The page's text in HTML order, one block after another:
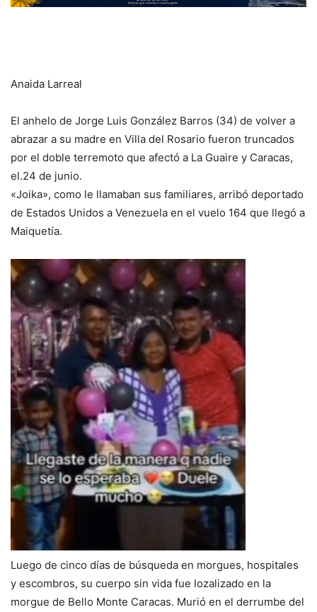
Anaida Larreal
El anhelo de Jorge Luis González Barros (34) de volver a
abrazar a su madre en Villa del Rosario fueron truncados
por el doble terremoto que afectó a La Guaire y Caracas,
el.24 de junio.
«Joika», como le llamaban sus familiares, arribó deportado
de Estados Unidos a Venezuela en el vuelo 164 que llegó a
Maiquetía.
Luego de cinco días de búsqueda en morgues, hospitales
y escombros, su cuerpo sin vida fue lozalizado en la
morgue de Bello Monte Caracas. Murió en el derrumbe del